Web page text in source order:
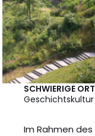
SCHWIERIGE
Im Rahmen